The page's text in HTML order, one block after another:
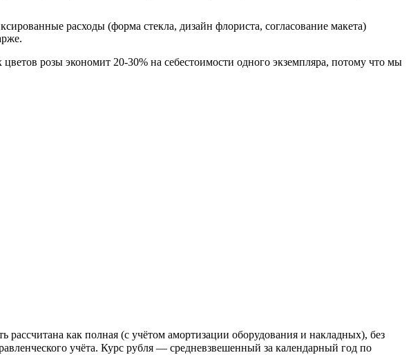
расходы (форма стекла, дизайн флориста, согласование макета)
розы экономит 20-30% на себестоимости одного экземпляра, потому что мы
как полная (с учётом амортизации оборудования и накладных), без
учёта. Курс рубля — средневзвешенный за календарный год по